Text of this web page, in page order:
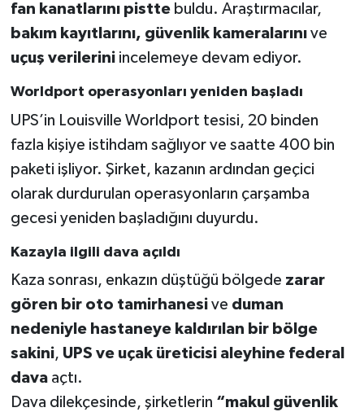
fan kanatlarını pisttebuldu. Araştırmacılar,
bakım kayıtlarını, güvenlik kameralarınıve
uçuş verileriniincelemeye devam ediyor.
Worldport operasyonları yeniden başladı
UPS’in Louisville Worldport tesisi, 20 binden
fazla kişiye istihdam sağlıyor ve saatte 400 bin
paketi işliyor. Şirket, kazanın ardından geçici
olarak durdurulan operasyonların çarşamba
gecesi yeniden başladığını duyurdu.
Kazayla ilgili dava açıldı
Kaza sonrası, enkazın düştüğü bölgede zarar
gören bir oto tamirhanesive duman
nedeniyle hastaneye kaldırılan bir bölge
sakini, UPS ve uçak üreticisi aleyhine federal
davaaçtı.
Dava dilekçesinde, şirketlerin “makul güvenlik